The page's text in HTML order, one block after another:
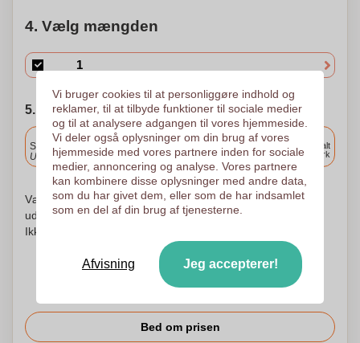
4. Vælg mængden
5. Vælg forsendelsesdato
Inkluderet
Standard levering
Upload og godkend dine filer i morgen før 9:30.
Levering overalt
i Danmark
Vær ikke urolig! Vi kontrollerer hvert logo og begynder at
udskrive først efter din godkendelse af udskrivningsordren.
Ikke før. Din tilfredshed er vores tilfredshed!
Bed om prisen
Vi bruger cookies til at personliggøre indhold og
reklamer, til at tilbyde funktioner til sociale medier
og til at analysere adgangen til vores hjemmeside.
Vi deler også oplysninger om din brug af vores
hjemmeside med vores partnere inden for sociale
medier, annoncering og analyse. Vores partnere
kan kombinere disse oplysninger med andre data,
som du har givet dem, eller som de har indsamlet
som en del af din brug af tjenesterne.
Afvisning Jeg accepterer!